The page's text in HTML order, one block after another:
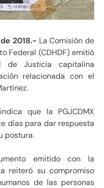
2018.- La Comisión de
Federal (CDHDF) emitió
de Justicia capitalina
relacionada con el
que la PGJCDMX
días para dar respuesta
postura.
emitido con la
reiteró su compromiso
de las personas